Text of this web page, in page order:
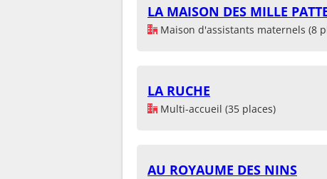
LA MAISON DES MILLE
Maison d'assistants maternels (8
LA RUCHE
Multi-accueil (35 places)
AU ROYAUME DES NINS